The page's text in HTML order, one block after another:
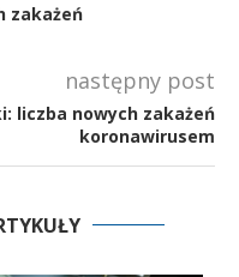
zakażeń
następny post
liczba nowych zakażeń
koronawirusem